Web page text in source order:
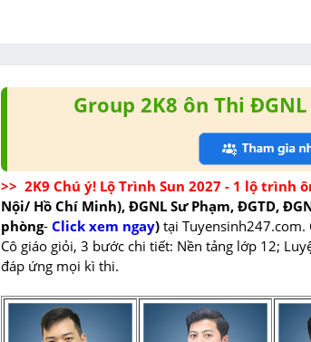
Group 2K8 ôn Thi
>>  2K9 Chú ý! Lộ Trình Sun 2027 - 1 lộ trình
Nội/ Hồ Chí Minh), ĐGNL Sư Phạm, ĐGTD,
phòng- Click xem ngay) tại Tuyensinh247.com.
Cô giáo giỏi, 3 bước chi tiết: Nền tảng lớp 12;
đáp ứng mọi kì thi.